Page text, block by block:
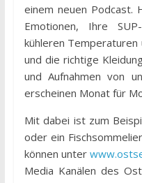
einem neuen Podcast.
Emotionen, Ihre
kühleren
und die richtige
und Aufnahmen von
erscheinen Monat für
Mit dabei ist zum
oder ein
können unter
Media Kanälen des